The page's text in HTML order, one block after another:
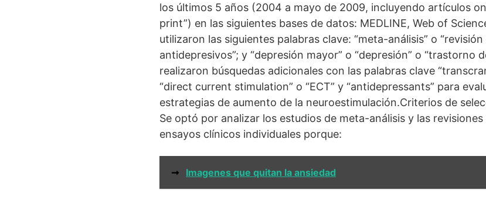
los últimos 5 años (2004 a mayo de 2009, incluyendo artículos
print”) en las siguientes bases de datos: MEDLINE, Web of
utilizaron las siguientes palabras clave: “meta-análisis” o
antidepresivos”; y “depresión mayor” o “depresión” o “trastorno
realizaron búsquedas adicionales con las palabras clave
“direct current stimulation” o “ECT” y “antidepressants” para
estrategias de aumento de la neuroestimulación.Criterios de
Se optó por analizar los estudios de meta-análisis y las
ensayos clínicos individuales porque:
➞ Imagenes que quitan la ansiedad